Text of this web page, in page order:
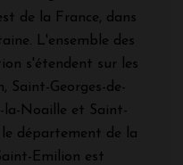
de la France, dans
L'ensemble des
s'étendent sur les
Saint-Georges-de-
la-Noaille et Saint-
le département de la
Emilion est